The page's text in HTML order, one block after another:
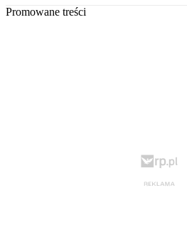
Promowane treści